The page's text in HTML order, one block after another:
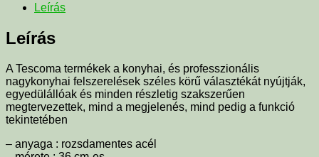
Leírás
Leírás
A Tescoma termékek a konyhai, és professzionális
nagykonyhai felszerelések széles körű választékát nyújtják,
egyedülállóak és minden részletig szakszerűen
megtervezettek, mind a megjelenés, mind pedig a funkció
tekintetében
– anyaga : rozsdamentes acél